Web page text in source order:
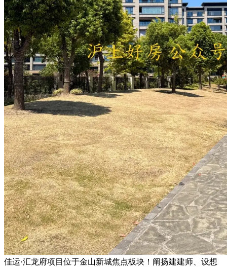
佳运·汇龙府项目位于金山新城焦点板块！阐扬建建师、设想